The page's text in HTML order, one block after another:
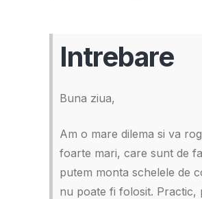
Intrebare
Buna ziua,
Am o mare dilema si va
foarte mari, care sunt de
putem monta schelele de
nu poate fi folosit. Practic,